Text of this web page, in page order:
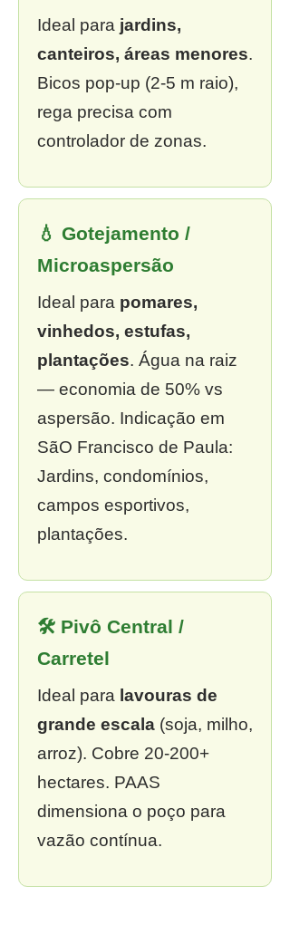
Ideal para jardins,
canteiros, áreas menores.
Bicos pop-up (2-5 m raio),
rega precisa com
controlador de zonas.
💧 Gotejamento /
Microaspersão
Ideal para pomares,
vinhedos, estufas,
plantações. Água na raiz
— economia de 50% vs
aspersão. Indicação em
SãO Francisco de Paula:
Jardins, condomínios,
campos esportivos,
plantações.
🛠 Pivô Central /
Carretel
Ideal para lavouras de
grande escala (soja, milho,
arroz). Cobre 20-200+
hectares. PAAS
dimensiona o poço para
vazão contínua.